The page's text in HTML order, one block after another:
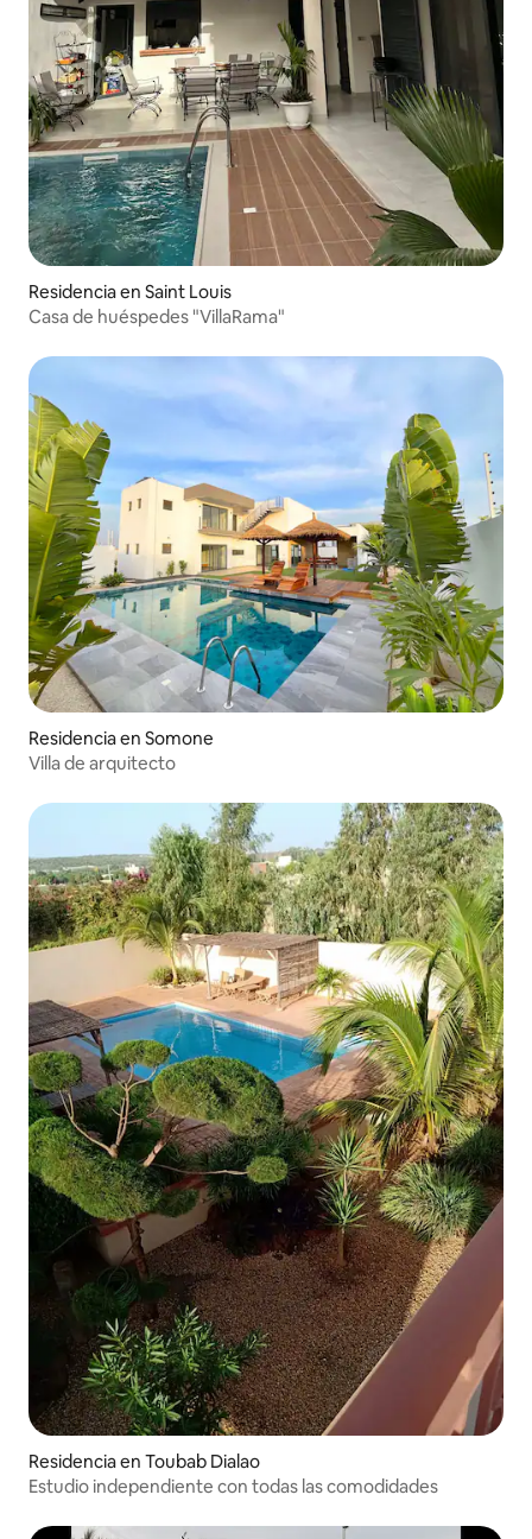
Residencia en Saint Louis
Casa de huéspedes "VillaRama"
Residencia en Somone
Villa de arquitecto
Residencia en Toubab Dialao
Estudio independiente con todas las comodidades